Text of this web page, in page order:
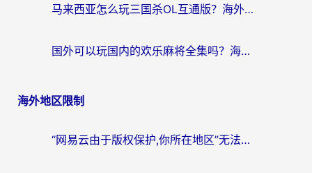
马来西亚怎么玩三国杀OL互通版？海外党必看的国服游戏加速器避坑指南
国外可以玩国内的欢乐麻将全集吗？海外党亲测有效的国服游戏加速指南
海外地区限制
“网易云由于版权保护,你所在地区”无法播放？海外党听国内音乐听书的加速器选择指南